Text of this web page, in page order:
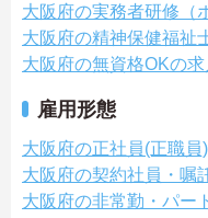
大阪府の実務者研修（
大阪府の精神保健福祉
大阪府の無資格OKの求
雇用形態
大阪府の正社員(正職員
大阪府の契約社員・嘱
大阪府の非常勤・パー